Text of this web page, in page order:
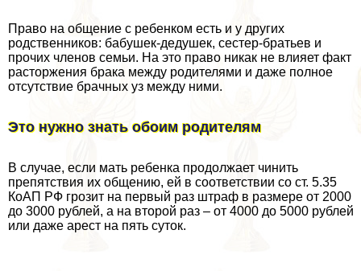
Право на общение с ребенком есть и у других
родственников: бабушек-дедушек, сестер-братьев и
прочих члeнов семьи. На это право никак не влияет факт
расторжения бpaка между родителями и даже полное
отсутствие брачных уз между ними.
Это нужно знать обоим родителям
В случае, если мать ребенка продолжает чинить
препятствия их общению, ей в соответствии со ст. 5.35
КоАП РФ грозит на первый раз штраф в размере от 2000
до 3000 рублей, а на второй раз – от 4000 до 5000 рублей
или даже арест на пять суток.